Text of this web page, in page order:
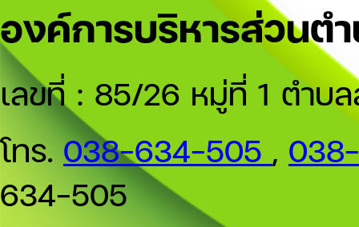
องค์การบริหารส่วนต
เลขที่ : 85/26 หมู่ที่ 1 ตำบ
โทร.038-634-505 ,
634-505